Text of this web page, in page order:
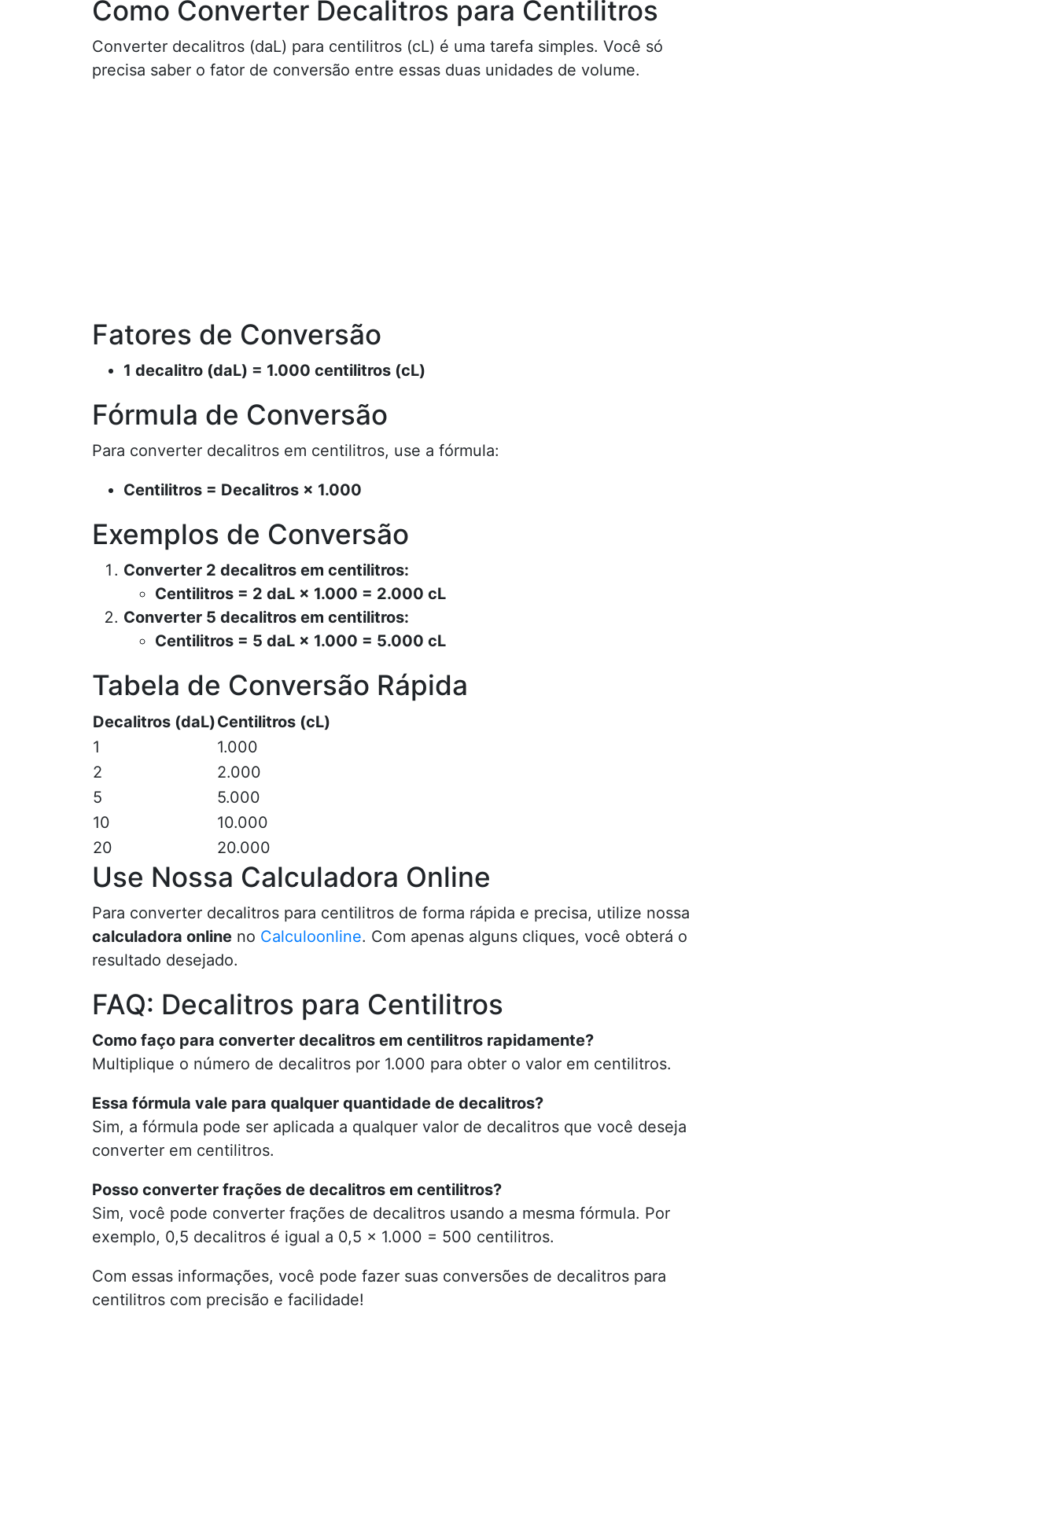
Como Converter Decalitros para Centilitros
Converter decalitros (daL) para centilitros (cL) é uma tarefa simples. Você só
precisa saber o fator de conversão entre essas duas unidades de volume.
Fatores de Conversão
1 decalitro (daL) = 1.000 centilitros (cL)
Fórmula de Conversão
Para converter decalitros em centilitros, use a fórmula:
Centilitros = Decalitros × 1.000
Exemplos de Conversão
Converter 2 decalitros em centilitros:
Centilitros = 2 daL × 1.000 = 2.000 cL
Converter 5 decalitros em centilitros:
Centilitros = 5 daL × 1.000 = 5.000 cL
Tabela de Conversão Rápida
Decalitros (daL)Centilitros (cL)
1
1.000
2
2.000
5
5.000
10
10.000
20
20.000
Use Nossa Calculadora Online
Para converter decalitros para centilitros de forma rápida e precisa, utilize nossa
calculadora online no Calculoonline. Com apenas alguns cliques, você obterá o
resultado desejado.
FAQ: Decalitros para Centilitros
Como faço para converter decalitros em centilitros rapidamente?
Multiplique o número de decalitros por 1.000 para obter o valor em centilitros.
Essa fórmula vale para qualquer quantidade de decalitros?
Sim, a fórmula pode ser aplicada a qualquer valor de decalitros que você deseja
converter em centilitros.
Posso converter frações de decalitros em centilitros?
Sim, você pode converter frações de decalitros usando a mesma fórmula. Por
exemplo, 0,5 decalitros é igual a 0,5 × 1.000 = 500 centilitros.
Com essas informações, você pode fazer suas conversões de decalitros para
centilitros com precisão e facilidade!